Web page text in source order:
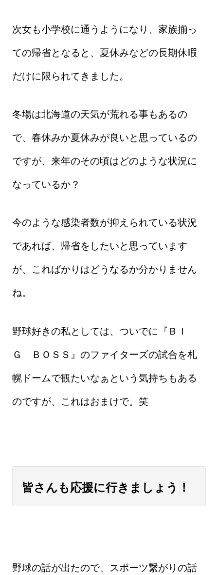
次女も小学校に通うようになり、家族揃っ
ての帰省となると、夏休みなどの長期休暇
だけに限られてきました。
冬場は北海道の天気が荒れる事もあるの
で、春休みか夏休みが良いと思っているの
ですが、来年のその頃はどのような状況に
なっているか？
今のような感染者数が抑えられている状況
であれば、帰省をしたいと思っています
が、こればかりはどうなるか分かりません
ね。
野球好きの私としては、ついでに『ＢＩ
Ｇ ＢＯＳＳ』のファイターズの試合を札
幌ドームで観たいなぁという気持ちもある
のですが、これはおまけで。笑
皆さんも応援に行きましょう！
野球の話が出たので、スポーツ繋がりの話